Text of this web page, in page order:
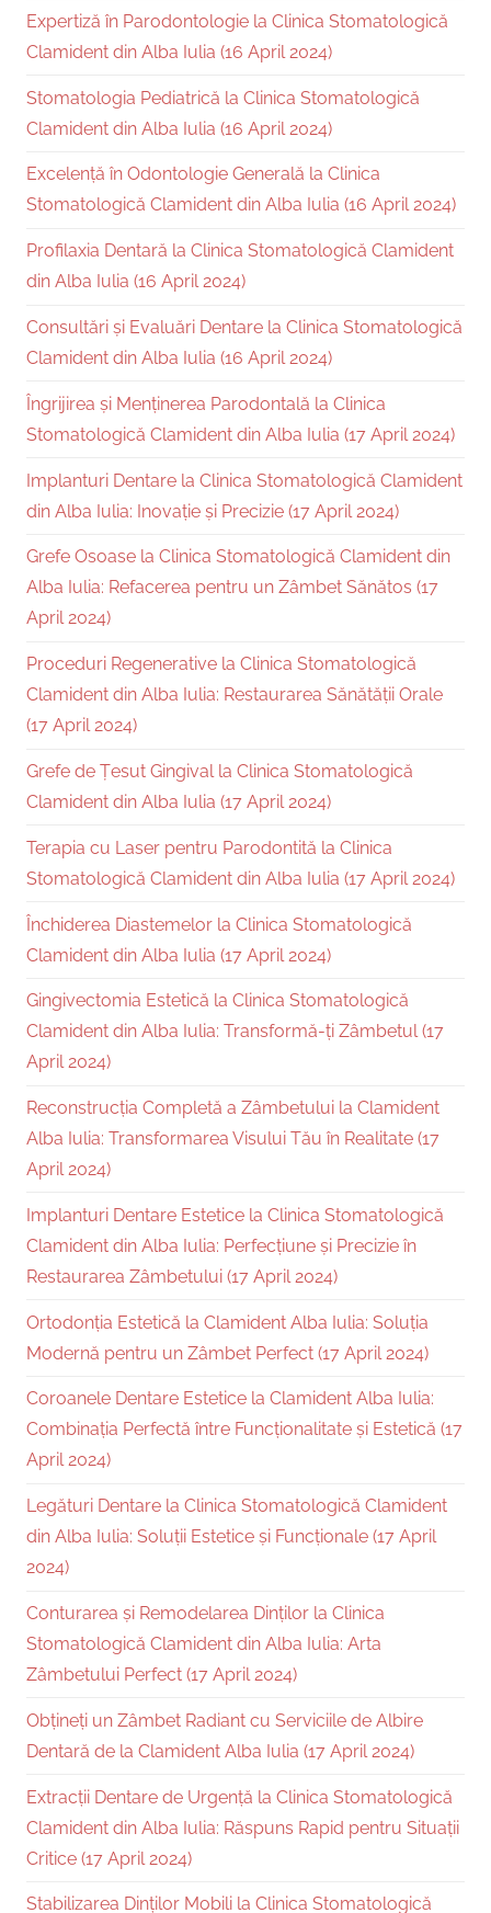
Expertiză în Parodontologie la Clinica Stomatologică
Clamident din Alba Iulia (16 April 2024)
Stomatologia Pediatrică la Clinica Stomatologică
Clamident din Alba Iulia (16 April 2024)
Excelență în Odontologie Generală la Clinica
Stomatologică Clamident din Alba Iulia (16 April 2024)
Profilaxia Dentară la Clinica Stomatologică Clamident
din Alba Iulia (16 April 2024)
Consultări și Evaluări Dentare la Clinica Stomatologică
Clamident din Alba Iulia (16 April 2024)
Îngrijirea și Menținerea Parodontală la Clinica
Stomatologică Clamident din Alba Iulia (17 April 2024)
Implanturi Dentare la Clinica Stomatologică Clamident
din Alba Iulia: Inovație și Precizie (17 April 2024)
Grefe Osoase la Clinica Stomatologică Clamident din
Alba Iulia: Refacerea pentru un Zâmbet Sănătos (17
April 2024)
Proceduri Regenerative la Clinica Stomatologică
Clamident din Alba Iulia: Restaurarea Sănătății Orale
(17 April 2024)
Grefe de Țesut Gingival la Clinica Stomatologică
Clamident din Alba Iulia (17 April 2024)
Terapia cu Laser pentru Parodontită la Clinica
Stomatologică Clamident din Alba Iulia (17 April 2024)
Închiderea Diastemelor la Clinica Stomatologică
Clamident din Alba Iulia (17 April 2024)
Gingivectomia Estetică la Clinica Stomatologică
Clamident din Alba Iulia: Transformă-ți Zâmbetul (17
April 2024)
Reconstrucția Completă a Zâmbetului la Clamident
Alba Iulia: Transformarea Visului Tău în Realitate (17
April 2024)
Implanturi Dentare Estetice la Clinica Stomatologică
Clamident din Alba Iulia: Perfecțiune și Precizie în
Restaurarea Zâmbetului (17 April 2024)
Ortodonția Estetică la Clamident Alba Iulia: Soluția
Modernă pentru un Zâmbet Perfect (17 April 2024)
Coroanele Dentare Estetice la Clamident Alba Iulia:
Combinația Perfectă între Funcționalitate și Estetică (17
April 2024)
Legături Dentare la Clinica Stomatologică Clamident
din Alba Iulia: Soluții Estetice și Funcționale (17 April
2024)
Conturarea și Remodelarea Dinților la Clinica
Stomatologică Clamident din Alba Iulia: Arta
Zâmbetului Perfect (17 April 2024)
Obțineți un Zâmbet Radiant cu Serviciile de Albire
Dentară de la Clamident Alba Iulia (17 April 2024)
Extracții Dentare de Urgență la Clinica Stomatologică
Clamident din Alba Iulia: Răspuns Rapid pentru Situații
Critice (17 April 2024)
Stabilizarea Dinților Mobili la Clinica Stomatologică